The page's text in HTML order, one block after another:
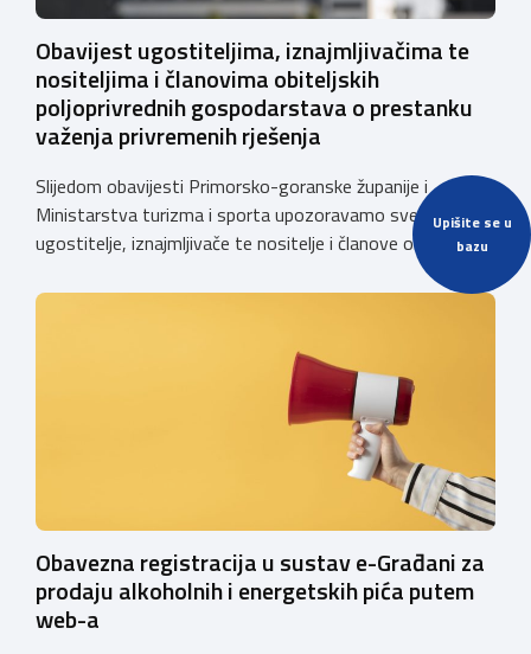
Upišite se u
bazu
Obavijest ugostiteljima, iznajmljivačima te
nositeljima i članovima obiteljskih
poljoprivrednih gospodarstava o prestanku
važenja privremenih rješenja
Slijedom obavijesti Primorsko-goranske županije i
Ministarstva turizma i sporta upozoravamo sve
ugostitelje, iznajmljivače te nositelje i članove obiteljskih
poljoprivrednih gospodarstava o prestanku važenja
privremenih rješenja izdanih sukladno Zakonu o
1. siječnja 2025. godine više ne mogu podnositi novi
zahtjevi za izdavanje privremenih rješenja, dok već izdana
Obavezna registracija u sustav e-Građani za
prodaju alkoholnih i energetskih pića putem
web-a